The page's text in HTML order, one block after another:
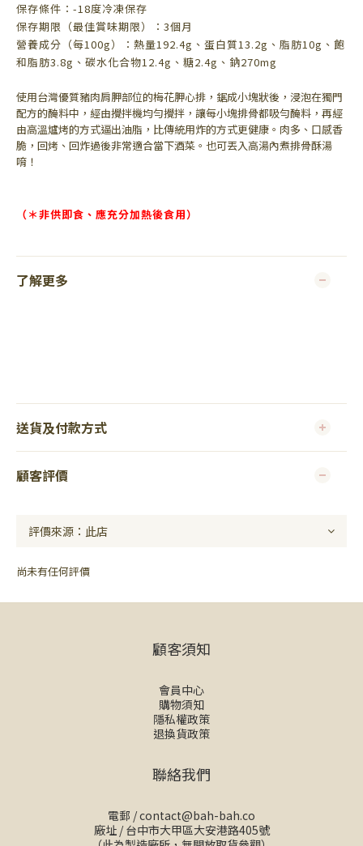
保存條件：-18度冷凍保存
保存期限（最佳賞味期限）：3個月
營養成分（每100g）：熱量192.4g、蛋白質13.2g、脂肪10g、飽
和脂肪3.8g、碳水化合物12.4g、糖2.4g、鈉270mg
使用台灣優質豬肉肩胛部位的梅花胛心排，鋸成小塊狀後，浸泡在獨門
配方的醃料中，經由攪拌機均勻攪拌，讓每小塊排骨都吸勻醃料，再經
由高溫爐烤的方式逼出油脂，比傳統用炸的方式更健康。肉多、口感香
脆，回烤、回炸過後非常適合當下酒菜。也可丟入高湯內煮排骨酥湯
唷！
（＊非供即食、應充分加熱後食用）
了解更多
送貨及付款方式
顧客評價
尚未有任何評價
顧客須知
會員中心
購物須知
隱私權政策
退換貨政策
聯絡我們
電郵 /contact@bah-bah.co
廠址 / 台中市大甲區大安港路405號